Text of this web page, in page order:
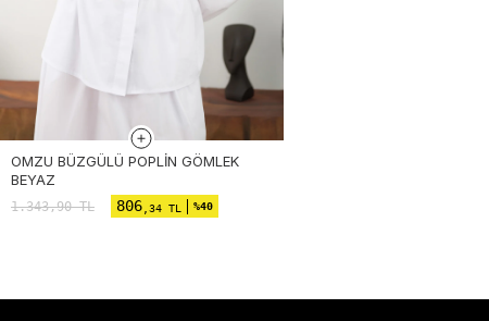
OMZU BÜZGÜLÜ POPLIN GÖMLEK
BEYAZ
1.343,90TL 806,34 TL %40